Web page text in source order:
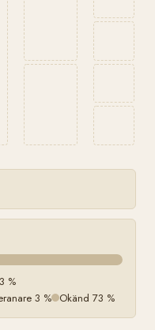
%
3 % Okänd 73 %